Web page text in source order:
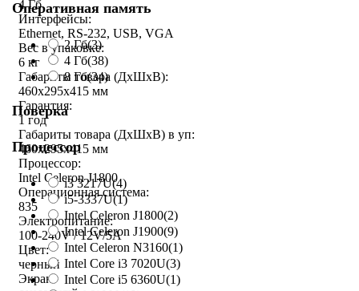
Оперативная память
2 Гб(3)
4 Гб(38)
8 Гб(34)
Поверка
Процессор
i3 3217U(4)
i5-3337U(1)
Intel Celeron J1800(2)
Intel Celeron J1900(9)
Intel Celeron N3160(1)
Intel Core i3 7020U(3)
Intel Core i5 6360U(1)
4 Гб
Интерфейсы:
Ethernet, RS-232, USB, VGA
Вес в упаковке:
6 кг
Габариты товара (ДxШxВ):
460x295x415 мм
Гарантия:
1 год
Габариты товара (ДxШxВ) в уп:
460x295x415 мм
Процессор:
Intel Celeron J1800
Операционная система:
835
Электропитание:
100-240V / 12V/5A
Цвет:
черный
Экран: